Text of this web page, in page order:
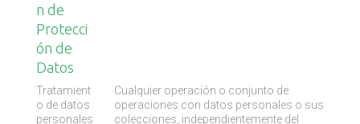
n de
Protecci
ón de
Datos
Tratamient
o de datos
personales
Cualquier operación o conjunto de
operaciones con datos personales o sus
colecciones, independientemente del